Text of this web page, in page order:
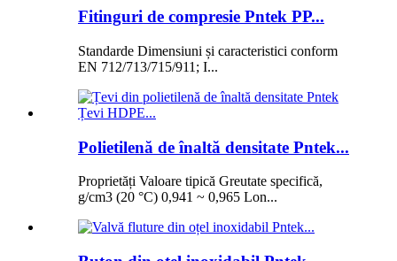
Fitinguri de compresie Pntek PP...
Standarde Dimensiuni și caracteristici conform
EN 712/713/715/911; I...
Polietilenă de înaltă densitate Pntek...
Proprietăți Valoare tipică Greutate specifică,
g/cm3 (20 °C) 0,941 ~ 0,965 Lon...